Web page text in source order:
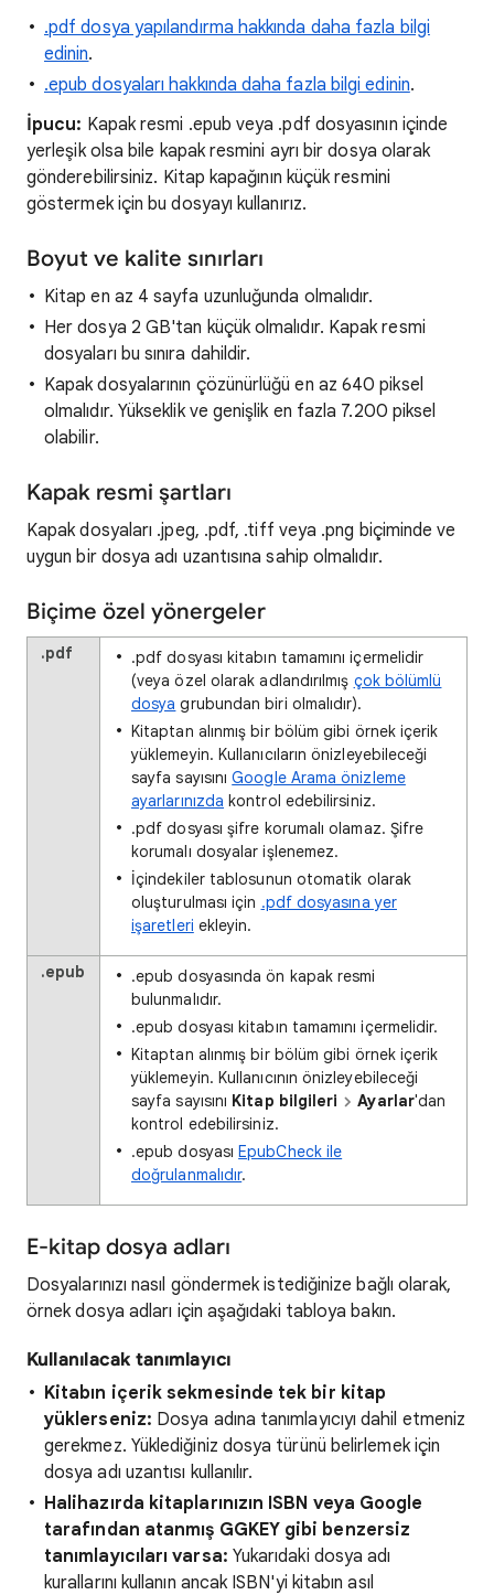
.pdf dosya yapılandırma hakkında daha fazla bilgi
edinin.
.epub dosyaları hakkında daha fazla bilgi edinin.
İpucu: Kapak resmi .epub veya .pdf dosyasının içinde
yerleşik olsa bile kapak resmini ayrı bir dosya olarak
gönderebilirsiniz. Kitap kapağının küçük resmini
göstermek için bu dosyayı kullanırız.
Boyut ve kalite sınırları
Kitap en az 4 sayfa uzunluğunda olmalıdır.
Her dosya 2 GB'tan küçük olmalıdır. Kapak resmi
dosyaları bu sınıra dahildir.
Kapak dosyalarının çözünürlüğü en az 640 piksel
olmalıdır. Yükseklik ve genişlik en fazla 7.200 piksel
olabilir.
Kapak resmi şartları
Kapak dosyaları .jpeg, .pdf, .tiff veya .png biçiminde ve
uygun bir dosya adı uzantısına sahip olmalıdır.
Biçime özel yönergeler
.pdf
.pdf dosyası kitabın tamamını içermelidir
(veya özel olarak adlandırılmış çok bölümlü
dosya grubundan biri olmalıdır).
Kitaptan alınmış bir bölüm gibi örnek içerik
yüklemeyin. Kullanıcıların önizleyebileceği
sayfa sayısınıGoogle Arama önizleme
ayarlarınızda kontrol edebilirsiniz.
.pdf dosyası şifre korumalı olamaz. Şifre
korumalı dosyalar işlenemez.
İçindekiler tablosunun otomatik olarak
oluşturulması için .pdf dosyasına yer
işaretleri ekleyin.
.epub
.epub dosyasında ön kapak resmi
bulunmalıdır.
.epub dosyası kitabın tamamını içermelidir.
Kitaptan alınmış bir bölüm gibi örnek içerik
yüklemeyin. Kullanıcının önizleyebileceği
sayfa sayısını Kitap bilgileri Ayarlar'dan
kontrol edebilirsiniz.
.epub dosyasıEpubCheck ile
doğrulanmalıdır.
E-kitap dosya adları
Dosyalarınızı nasıl göndermek istediğinize bağlı olarak,
örnek dosya adları için aşağıdaki tabloya bakın.
Kullanılacak tanımlayıcı
Kitabın içerik sekmesinde tek bir kitap
yüklerseniz: Dosya adına tanımlayıcıyı dahil etmeniz
gerekmez. Yüklediğiniz dosya türünü belirlemek için
dosya adı uzantısı kullanılır.
Halihazırda kitaplarınızın ISBN veya Google
tarafından atanmış GGKEY gibi benzersiz
tanımlayıcıları varsa: Yukarıdaki dosya adı
kurallarını kullanın ancak ISBN'yi kitabın asıl